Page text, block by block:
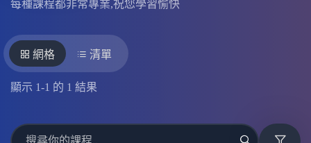
每種課程都非常專業,祝您學習愉快
網格 清單
顯示 1-1 的 1 結果